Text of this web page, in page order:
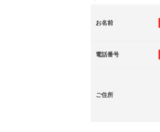
お名前
電話番号
ご住所